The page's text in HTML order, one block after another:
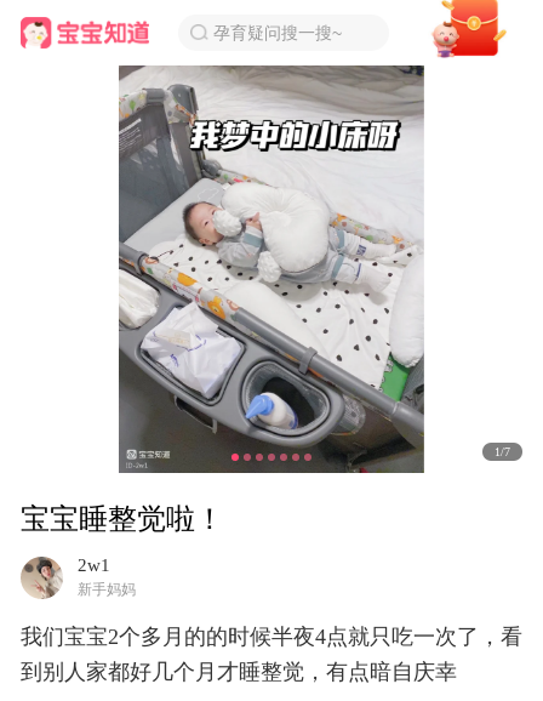
孕育疑问搜一搜~
1/7
宝宝睡整觉啦！
2w1
新手妈妈
我们宝宝2个多月的的时候半夜4点就只吃一次了，看
到别人家都好几个月才睡整觉，有点暗自庆幸